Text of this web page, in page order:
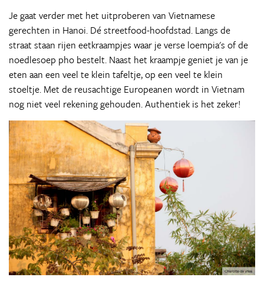
Je gaat verder met het uitproberen van Vietnamese
gerechten in Hanoi. Dé streetfood-hoofdstad. Langs de
straat staan rijen eetkraampjes waar je verse loempia's of de
noedlesoep pho bestelt. Naast het kraampje geniet je van je
eten aan een veel te klein tafeltje, op een veel te klein
stoeltje. Met de reusachtige Europeanen wordt in Vietnam
nog niet veel rekening gehouden. Authentiek is het zeker!